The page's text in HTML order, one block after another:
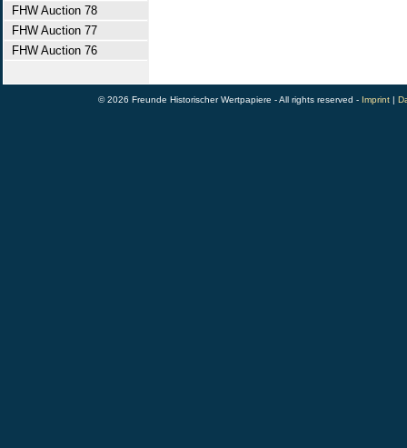
FHW Auction 78
FHW Auction 77
FHW Auction 76
© 2026 Freunde Historischer Wertpapiere - All rights reserved - Imprint |